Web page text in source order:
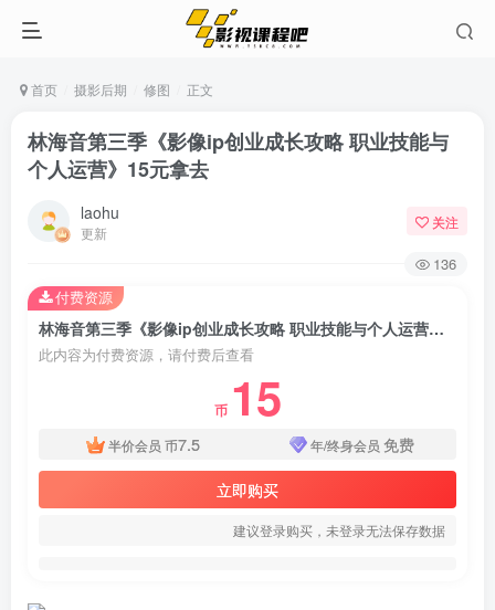
首页 摄影后期 修图 正文
林海音第三季《影像ip创业成长攻略 职业技能与
个人运营》15元拿去
laohu
更新
关注
136
林海音第三季《影像ip创业成长攻略 职业技能与个人运营》15元拿去
此内容为付费资源，请付费后查看
币 15
半价会员 币7.5 年/终身会员 免费
立即购买
建议登录购买，未登录无法保存数据
付费资源